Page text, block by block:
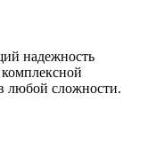
надежность
любой сложности.